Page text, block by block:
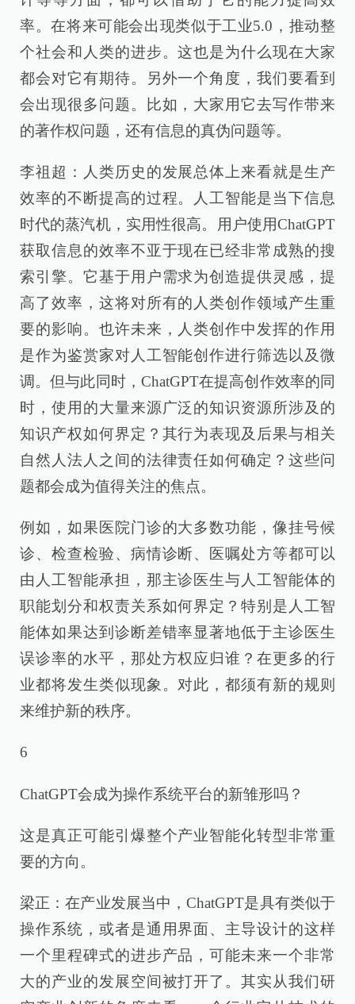
率。在将来可能会出现类似于工业5.0，推动整
个社会和人类的进步。这也是为什么现在大家
都会对它有期待。另外一个角度，我们要看到
会出现很多问题。比如，大家用它去写作带来
的著作权问题，还有信息的真伪问题等。
李祖超：人类历史的发展总体上来看就是生产
效率的不断提高的过程。人工智能是当下信息
时代的蒸汽机，实用性很高。用户使用ChatGPT
获取信息的效率不亚于现在已经非常成熟的搜
索引擎。它基于用户需求为创造提供灵感，提
高了效率，这将对所有的人类创作领域产生重
要的影响。也许未来，人类创作中发挥的作用
是作为鉴赏家对人工智能创作进行筛选以及微
调。但与此同时，ChatGPT在提高创作效率的同
时，使用的大量来源广泛的知识资源所涉及的
知识产权如何界定？其行为表现及后果与相关
自然人法人之间的法律责任如何确定？这些问
题都会成为值得关注的焦点。
例如，如果医院门诊的大多数功能，像挂号候
诊、检查检验、病情诊断、医嘱处方等都可以
由人工智能承担，那主诊医生与人工智能体的
职能划分和权责关系如何界定？特别是人工智
能体如果达到诊断差错率显著地低于主诊医生
误诊率的水平，那处方权应归谁？在更多的行
业都将发生类似现象。对此，都须有新的规则
来维护新的秩序。
6
ChatGPT会成为操作系统平台的新雏形吗？
这是真正可能引爆整个产业智能化转型非常重
要的方向。
梁正：在产业发展当中，ChatGPT是具有类似于
操作系统，或者是通用界面、主导设计的这样
一个里程碑式的进步产品，可能未来一个非常
大的产业的发展空间被打开了。其实从我们研